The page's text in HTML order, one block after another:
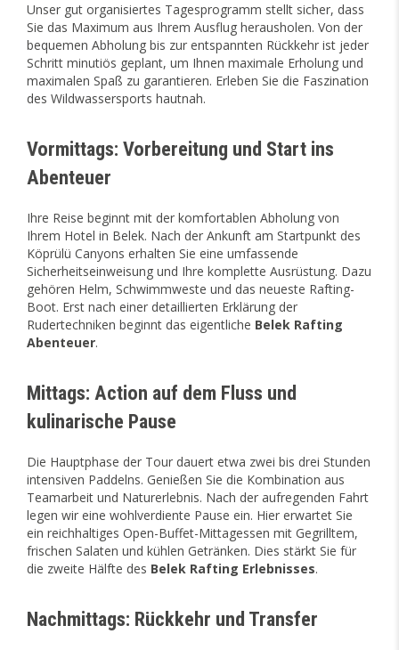
Unser gut organisiertes Tagesprogramm stellt sicher, dass
Sie das Maximum aus Ihrem Ausflug herausholen. Von der
bequemen Abholung bis zur entspannten Rückkehr ist jeder
Schritt minutiös geplant, um Ihnen maximale Erholung und
maximalen Spaß zu garantieren. Erleben Sie die Faszination
des Wildwassersports hautnah.
Vormittags: Vorbereitung und Start ins
Abenteuer
Ihre Reise beginnt mit der komfortablen Abholung von
Ihrem Hotel in Belek. Nach der Ankunft am Startpunkt des
Köprülü Canyons erhalten Sie eine umfassende
Sicherheitseinweisung und Ihre komplette Ausrüstung. Dazu
gehören Helm, Schwimmweste und das neueste Rafting-
Boot. Erst nach einer detaillierten Erklärung der
Rudertechniken beginnt das eigentliche Belek Rafting
Abenteuer.
Mittags: Action auf dem Fluss und
kulinarische Pause
Die Hauptphase der Tour dauert etwa zwei bis drei Stunden
intensiven Paddelns. Genießen Sie die Kombination aus
Teamarbeit und Naturerlebnis. Nach der aufregenden Fahrt
legen wir eine wohlverdiente Pause ein. Hier erwartet Sie
ein reichhaltiges Open-Buffet-Mittagessen mit Gegrilltem,
frischen Salaten und kühlen Getränken. Dies stärkt Sie für
die zweite Hälfte des Belek Rafting Erlebnisses.
Nachmittags: Rückkehr und Transfer